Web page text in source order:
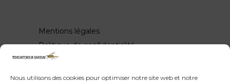
Nous utilisons des cookies pour optimiser notre site web et notre
Mentions légales
Politique de confidentialité